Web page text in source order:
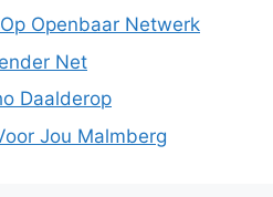
Openbaar Netwerk
Net
Daalderop
Jou Malmberg